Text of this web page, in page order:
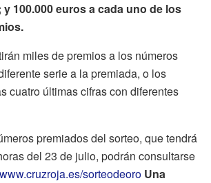
100.000 euros a cada uno de los
miles de premios a los números
serie a la premiada, o los
cuatro últimas cifras con diferentes
premiados del sorteo, que tendrá
del 23 de julio, podrán consultarse
www.cruzroja.es/sorteodeoro Una